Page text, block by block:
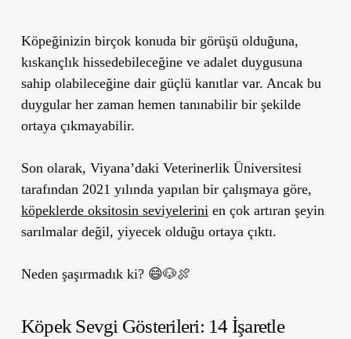
Köpeğinizin birçok konuda bir görüşü olduğuna,
kıskançlık hissedebileceğine ve adalet duygusuna
sahip olabileceğine dair güçlü kanıtlar var. Ancak bu
duygular her zaman hemen tanınabilir bir şekilde
ortaya çıkmayabilir.
Son olarak, Viyana’daki Veterinerlik Üniversitesi
tarafından 2021 yılında yapılan bir çalışmaya göre,
köpeklerde oksitosin seviyelerini en çok artıran şeyin
sarılmalar değil, yiyecek olduğu ortaya çıktı.
Neden şaşırmadık ki? 😄🐶🍖
Köpek Sevgi Gösterileri: 14 İşaretle